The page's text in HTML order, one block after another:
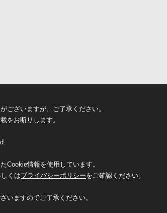
ございますが、ご了承ください。
をお断りします。
Cookie情報を使用しています。
くはプライバシーポリシーをご確認ください。
いますのでご了承ください。